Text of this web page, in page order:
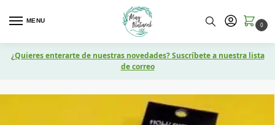
MENU
0
¿Quieres enterarte de nuestras novedades? Suscríbete a nuestra lista
de correo